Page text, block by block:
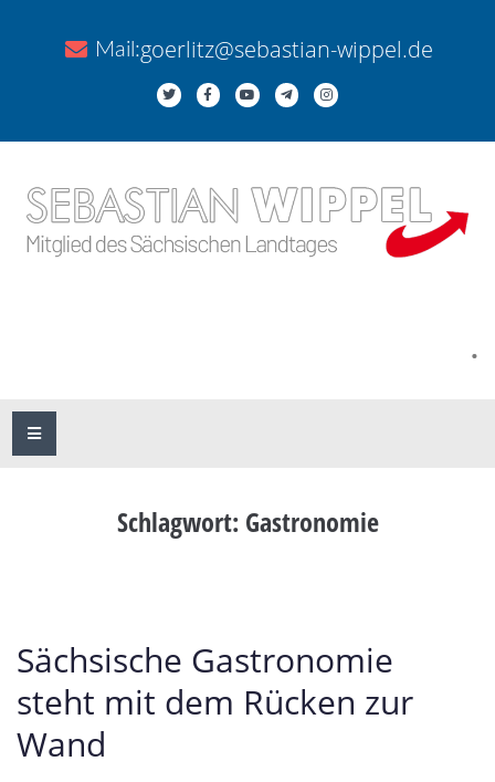
Mail:goerlitz@sebastian-wippel.de
.
Schlagwort: Gastronomie
Sächsische Gastronomie
steht mit dem Rücken zur
Wand